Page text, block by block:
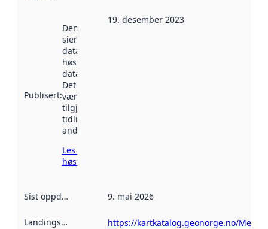
Publisert:
Denne datoen
sier når
datasettet ble
høstet av
data.norge.no.
Det kan ha
vært
tilgjengelig
tidligere
andre steder.
Les mer om
høsting her
19. desember 2023
Sist oppdatert 9. mai 2026
Landingsside
https://kartkatalog.geonorge.no/